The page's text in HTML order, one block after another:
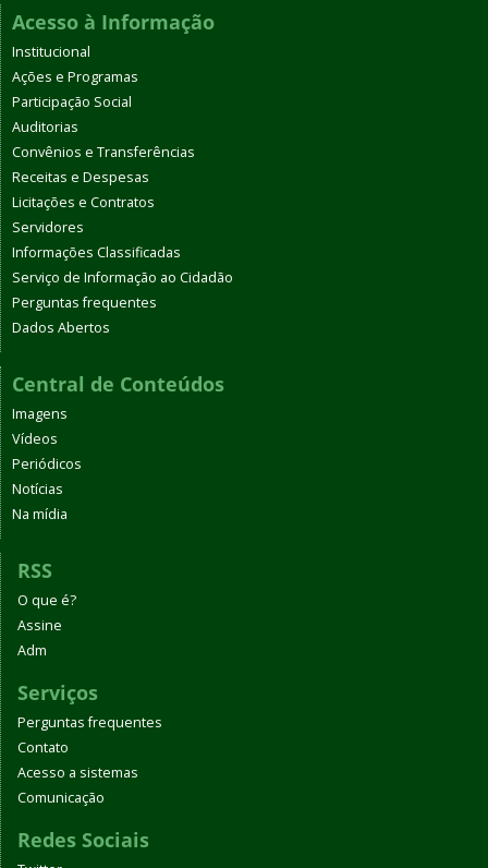
Acesso à Informação
Institucional
Ações e Programas
Participação Social
Auditorias
Convênios e Transferências
Receitas e Despesas
Licitações e Contratos
Servidores
Informações Classificadas
Serviço de Informação ao Cidadão
Perguntas frequentes
Dados Abertos
Central de Conteúdos
Imagens
Vídeos
Periódicos
Notícias
Na mídia
RSS
O que é?
Assine
Adm
Serviços
Perguntas frequentes
Contato
Acesso a sistemas
Comunicação
Redes Sociais